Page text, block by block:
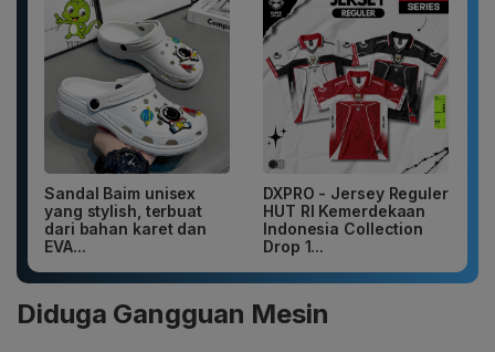
Sandal Baim unisex
yang stylish, terbuat
dari bahan karet dan
EVA...
DXPRO - Jersey Reguler
HUT RI Kemerdekaan
Indonesia Collection
Drop 1...
Diduga Gangguan Mesin